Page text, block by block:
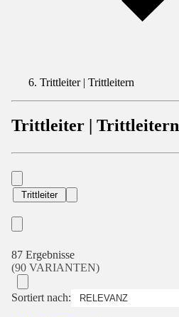
Trittleiter | Trittleitern
Trittleiter | Trittleitern
Trittleiter
87 Ergebnisse
(90 VARIANTEN)
Sortiert nach: